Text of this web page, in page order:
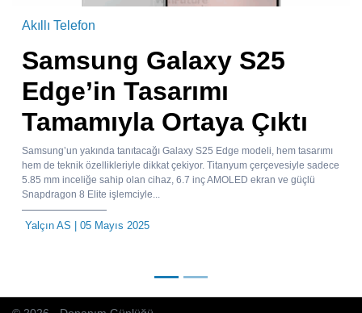
Akıllı Telefon
Samsung Galaxy S25
Edge’in Tasarımı
Tamamıyla Ortaya Çıktı
Samsung’un yakında tanıtacağı Galaxy S25 Edge modeli, hem tasarımı
hem de teknik özellikleriyle dikkat çekiyor. Titanyum çerçevesiyle sadece
5.85 mm inceliğe sahip olan cihaz, 6.7 inç AMOLED ekran ve güçlü
Snapdragon 8 Elite işlemciyle...
Yalçın AS | 05 Mayıs 2025